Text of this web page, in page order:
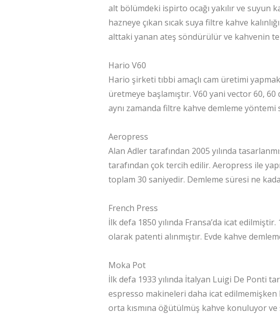
alt bölümdeki ispirto ocağı yakılır ve suyun
hazneye çıkan sıcak suya filtre kahve
alttaki yanan ateş söndürülür ve kahvenin
Hario V60
Hario şirketi tıbbi amaçlı cam üretimi
üretmeye başlamıştır. V60 yani vector 60,
aynı zamanda filtre kahve demleme yöntemi
Aeropress
Alan Adler tarafından 2005 yılında
tarafından çok tercih edilir. Aeropress ile
toplam 30 saniyedir. Demleme süresi ne
French Press
İlk defa 1850 yılında Fransa’da icat
olarak patenti alınmıştır. Evde kahve
Moka Pot
İlk defa 1933 yılında İtalyan Luigi De Ponti
espresso makineleri daha icat edilmemişken
orta kısmına öğütülmüş kahve konuluyor